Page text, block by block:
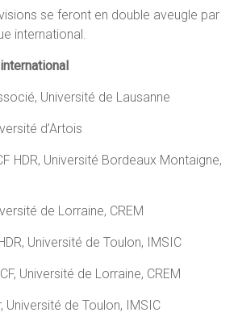
se feront en double aveugle par
international.
Université de Lausanne
d’Artois
HDR, Université Bordeaux Montaigne,
de Lorraine, CREM
Université de Toulon, IMSIC
Université de Lorraine, CREM
Université de Toulon, IMSIC